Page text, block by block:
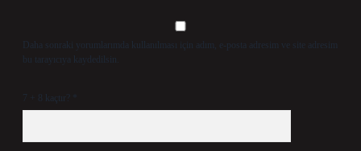
Daha sonraki yorumlarımda kullanılması için adım, e-posta adresim ve site adresim
bu tarayıcıya kaydedilsin.
7 + 8 kaçtır? *